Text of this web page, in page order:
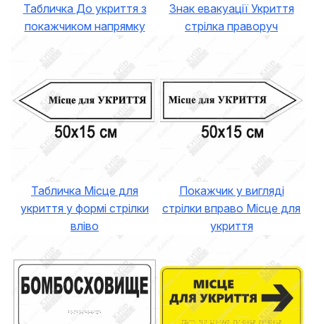
Табличка До укриття з
покажчиком напрямку
Знак евакуації Укриття
стрілка праворуч
Табличка Місце для
укриття у формі стрілки
вліво
Покажчик у вигляді
стрілки вправо Місце для
укриття